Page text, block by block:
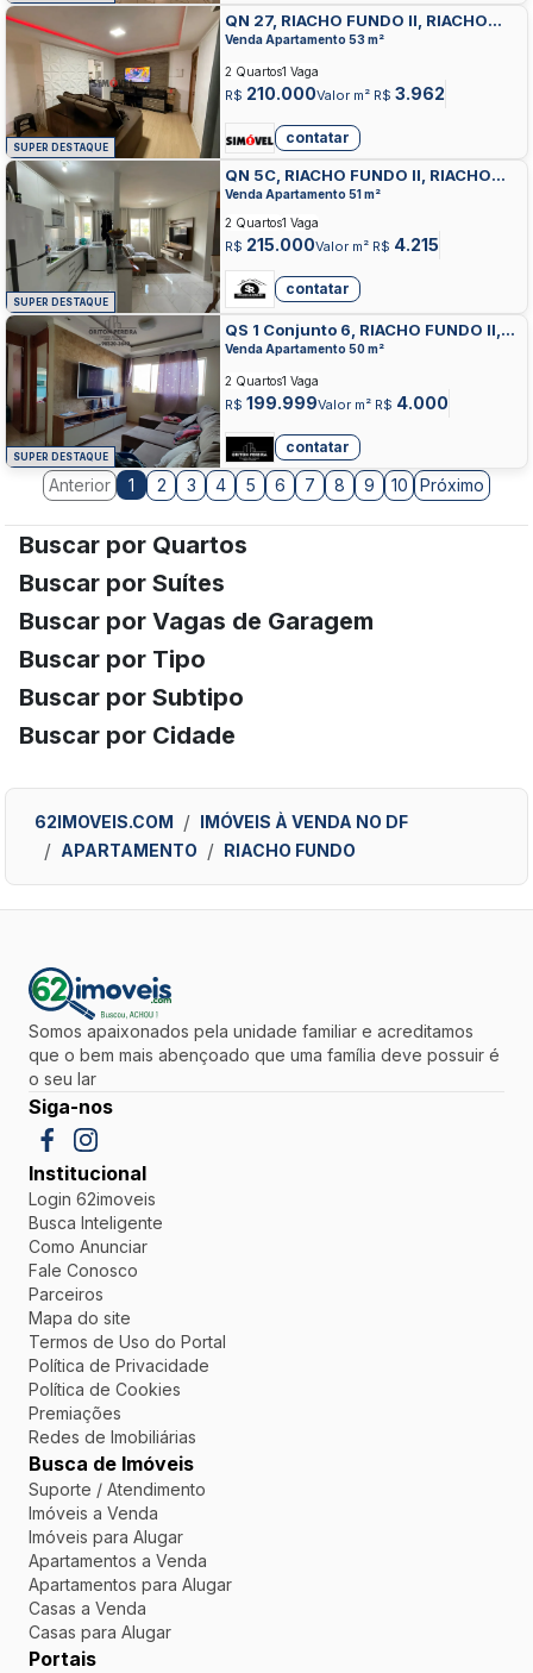
SUPER DESTAQUE
QN 27, RIACHO FUNDO II, RIACHO
FUNDO
Venda Apartamento 53 m²
R$ 210.000Valor m² R$ 3.962
2 Quartos1 Vaga
contatar
SUPER DESTAQUE
QN 5C, RIACHO FUNDO II, RIACHO
FUNDO
Venda Apartamento 51 m²
R$ 215.000Valor m² R$ 4.215
2 Quartos1 Vaga
contatar
SUPER DESTAQUE
QS 1 Conjunto 6, RIACHO FUNDO II,
RIACHO FUNDO
Venda Apartamento 50 m²
R$ 199.999Valor m² R$ 4.000
2 Quartos1 Vaga
contatar
Anterior 1 2 3 4 5 6 7 8 9 10 Próximo
Buscar por Quartos
Buscar por Suítes
Buscar por Vagas de Garagem
Buscar por Tipo
Buscar por Subtipo
Buscar por Cidade
62IMOVEIS.COM
IMÓVEIS À VENDA NO DF
APARTAMENTO
RIACHO FUNDO
Somos apaixonados pela unidade familiar e acreditamos
que o bem mais abençoado que uma família deve possuir é
o seu lar
Siga-nos
Institucional
Login 62imoveis
Busca Inteligente
Como Anunciar
Fale Conosco
Parceiros
Mapa do site
Termos de Uso do Portal
Política de Privacidade
Política de Cookies
Premiações
Redes de Imobiliárias
Busca de Imóveis
Suporte / Atendimento
Imóveis a Venda
Imóveis para Alugar
Apartamentos a Venda
Apartamentos para Alugar
Casas a Venda
Casas para Alugar
Portais